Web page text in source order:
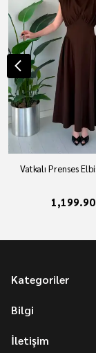
Vatkalı Prenses
Kategoriler
Bilgi
İletişim